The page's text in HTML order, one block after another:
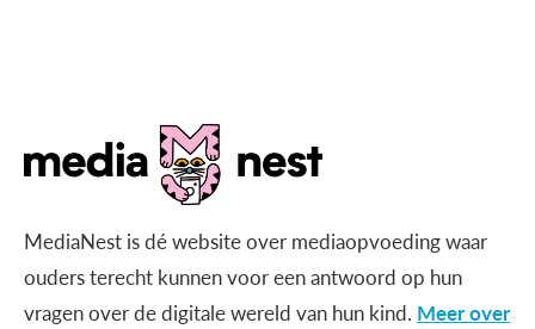
MediaNest is dé website over mediaopvoeding waar
ouders terecht kunnen voor een antwoord op hun
vragen over de digitale wereld van hun kind. Meer over